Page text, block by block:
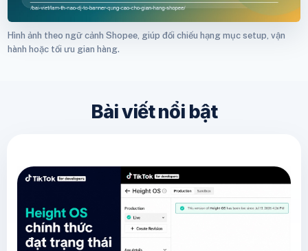
Hình ảnh theo ngữ cảnh Shopee, giúp đối chiếu hạng mục setup, vận
hành hoặc tối ưu gian hàng.
Bài viết nổi bật